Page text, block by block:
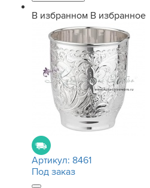
В избранном В избранное
Артикул: 8461
Под заказ